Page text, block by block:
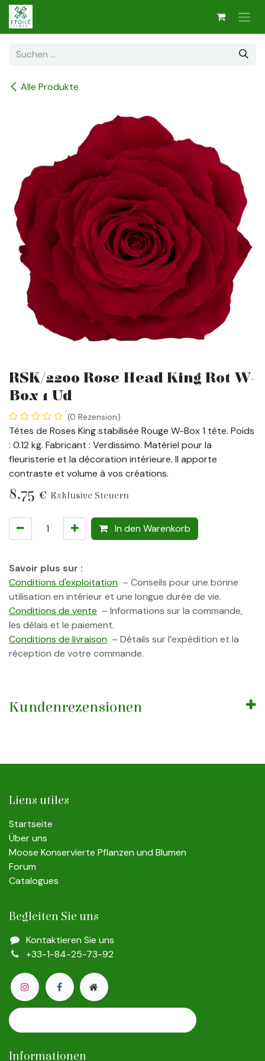
Zum Inhalt springen
Alle Produkte
RSK/2200 Rose Head King Rot W-
Box 1 Ud
(0 Rezension)
Têtes de Roses King stabilisée Rouge W-Box 1 tête. Poids
: 0.12 kg. Fabricant : Verdissimo. Matériel pour la
fleuristerie et la décoration intérieure. Il apporte
contraste et volume à vos créations.
8,75 € Exklusive Steuern
In den Warenkorb
Savoir plus sur :
Conditions d'exploitation – Conseils pour une bonne
utilisation en intérieur et une longue durée de vie.
Conditions de vente – Informations sur la commande,
les délais et le paiement.
Conditions de livraison – Détails sur l’expédition et la
réception de votre commande.
Kundenrezensionen
Liens utiles
Startseite
Über uns
Moose Konservierte Pflanzen und Blumen
Forum
Catalogues
Begleiten Sie uns
Kontaktieren Sie uns
+33-1-84-25-73-92
Informationen